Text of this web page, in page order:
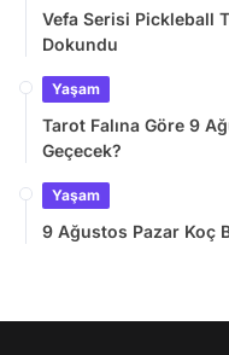
Vefa Serisi Pickleball
Dokundu
Yaşam
Tarot Falına Göre 9
Geçecek?
Yaşam
9 Ağustos Pazar Koç